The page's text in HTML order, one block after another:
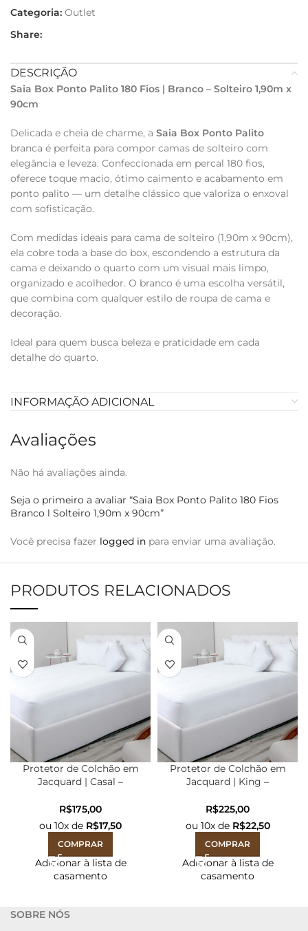
Categoria: Outlet
Share:
DESCRIÇÃO
Saia Box Ponto Palito 180 Fios | Branco – Solteiro 1,90m x
90cm
Delicada e cheia de charme, a Saia Box Ponto Palito
branca é perfeita para compor camas de solteiro com
elegância e leveza. Confeccionada em percal 180 fios,
oferece toque macio, ótimo caimento e acabamento em
ponto palito — um detalhe clássico que valoriza o enxoval
com sofisticação.
Com medidas ideais para cama de solteiro (1,90m x 90cm),
ela cobre toda a base do box, escondendo a estrutura da
cama e deixando o quarto com um visual mais limpo,
organizado e acolhedor. O branco é uma escolha versátil,
que combina com qualquer estilo de roupa de cama e
decoração.
Ideal para quem busca beleza e praticidade em cada
detalhe do quarto.
INFORMAÇÃO ADICIONAL
Avaliações
Não há avaliações ainda.
Seja o primeiro a avaliar “Saia Box Ponto Palito 180 Fios
Branco l Solteiro 1,90m x 90cm”
Você precisa fazer logged in para enviar uma avaliação.
PRODUTOS RELACIONADOS
Protetor de Colchão em
Jacquard | Casal –
R$
ou 10x de R$17,50
COMPRAR
Adicionar à lista de
casamento
Protetor de Colchão em
Jacquard | King –
R$
ou 10x de R$22,50
COMPRAR
Adicionar à lista de
casamento
SOBRE NÓS